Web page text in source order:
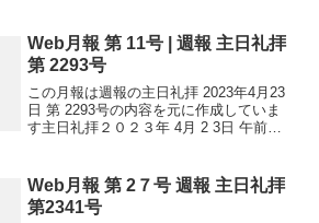
読 ３６編 主の祈り...
Web月報 第 11号 | 週報 主日礼拝
第 2293号
この月報は週報の主日礼拝 2023年4月23
日 第 2293号の内容を元に作成していま
す主日礼拝２０２３年 4月 2 3日 午前１
祈り聖書朗読 使徒行伝 １章６～...
Web月報 第 2７号 週報 主日礼拝
第2341号